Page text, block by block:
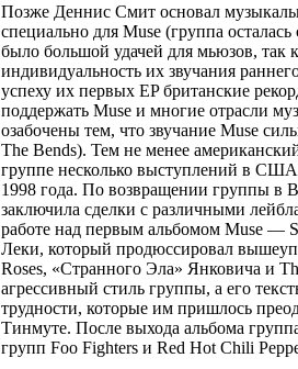
Позже Деннис Смит основал
специально для Muse (группа
было большой удачей для мьюзов, так
индивидуальность их звучания
успеху их первых EP британские
поддержать Muse и многие отрасли
озабочены тем, что звучание Muse
The Bends). Тем не менее
группе несколько выступлений в
1998 года. По возвращении группы в
заключила сделки с различными
работе над первым альбомом Muse
Леки, который продюссировал
Roses, «Странного Эла» Янковича и
агрессивный стиль группы, а его
трудности, которые им пришлось
Тинмуте. После выхода альбома
групп Foo Fighters и Red Hot Chili